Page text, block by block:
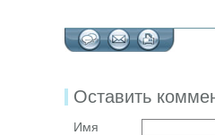
Оставить
Имя